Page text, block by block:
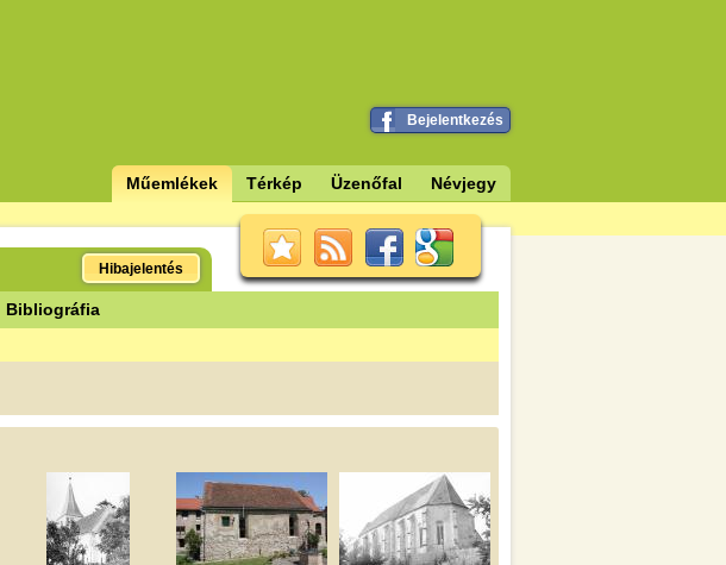
Bejelentkezés
Műemlékek Térkép Üzenőfal Névjegy
Hibajelentés
Bibliográfia